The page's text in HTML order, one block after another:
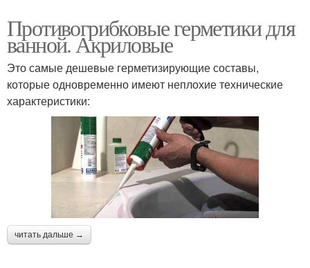
Противогрибковые герметики для
ванной. Акриловые
Это самые дешевые герметизирующие составы,
которые одновременно имеют неплохие технические
характеристики:
читать дальше →